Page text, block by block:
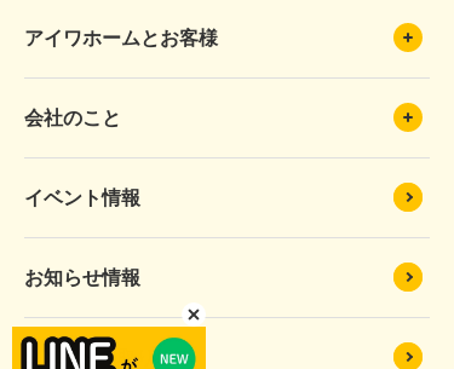
アイワホームとお客様
会社のこと
イベント情報
お知らせ情報
SDGsへの取り組み